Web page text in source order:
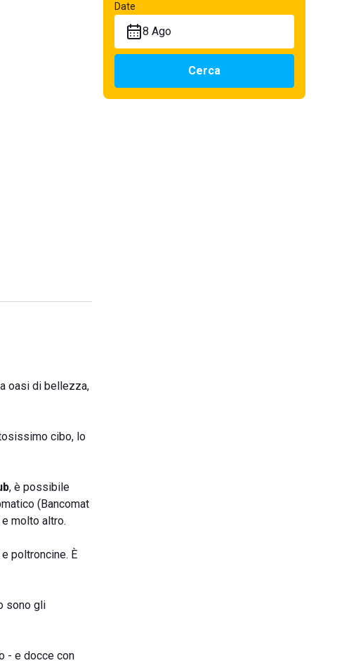
oasi di bellezza,
cibo, lo
, è possibile
(Bancomat
molto altro.
poltroncine. È
sono gli
- e docce con
Date
8 Ago
Cerca